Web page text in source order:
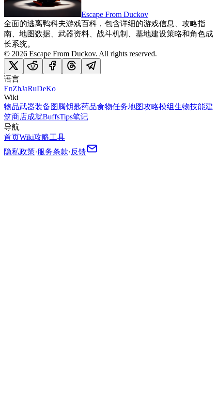
Escape From Duckov
全面的逃离鸭科夫游戏百科，包含详细的游戏信息、攻略指
南、地图数据、武器资料、战斗机制、基地建设策略和角色成
长系统。
© 2026 Escape From Duckov. All rights reserved.
语言
EnZhJaRuDeKo
Wiki
物品武器装备图腾钥匙药品食物任务地图攻略模组生物技能建
筑商店成就BuffsTips笔记
导航
首页Wiki攻略工具
隐私政策·服务条款·反馈